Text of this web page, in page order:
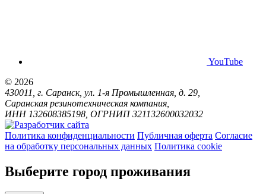
YouTube
© 2026
430011, г. Саранск, ул. 1-я Промышленная, д. 29,
Саранская резинотехническая компания,
ИНН 132608385198, ОГРНИП 321132600032032
Политика конфиденциальности Публичная оферта Согласие
на обработку персональных данных Политика cookie
Выберите город проживания